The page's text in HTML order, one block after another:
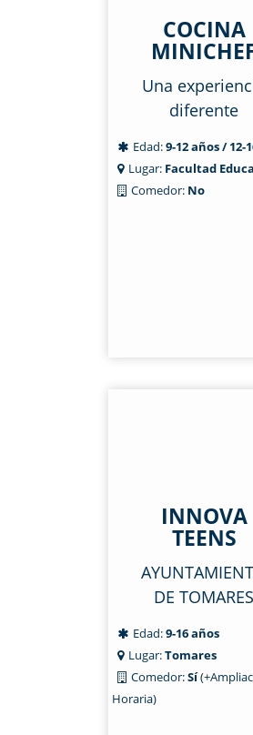
COCINA
Una
diferente
Edad:9-12 años / 12-
Lugar: Facultad
Comedor: No
INNOVA
TEENS
DE TOMARES
Edad:9-16 años
Lugar:Tomares
Comedor:Sí
Horaria)